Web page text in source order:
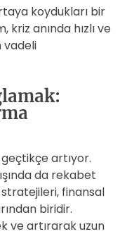
koydukları bir
kriz anında hızlı ve
vadeli
artıyor.
da rekabet
finansal
biridir.
ve artırarak uzun